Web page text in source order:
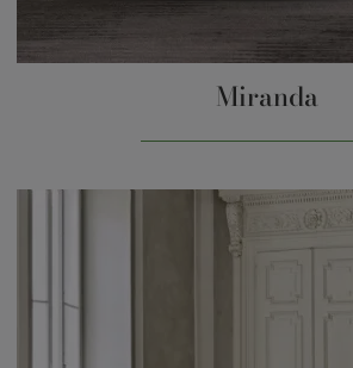
Miranda